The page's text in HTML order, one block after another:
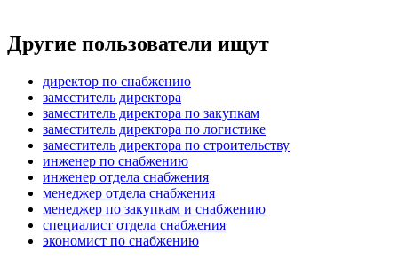
Другие пользователи ищут
директор по снабжению
заместитель директора
заместитель директора по закупкам
заместитель директора по логистике
заместитель директора по строительству
инженер по снабжению
инженер отдела снабжения
менеджер отдела снабжения
менеджер по закупкам и снабжению
специалист отдела снабжения
экономист по снабжению